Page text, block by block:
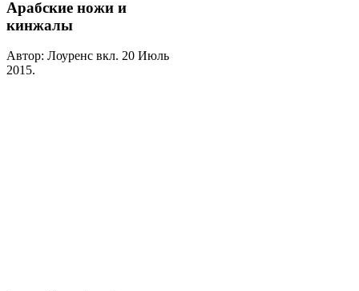
Арабские ножи и
кинжалы
Автор: Лоуренс вкл. 20 Июль
2015.